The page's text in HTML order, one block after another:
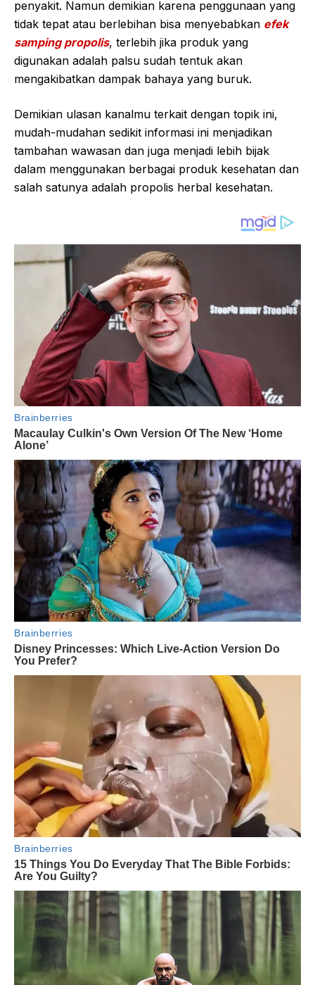
penyakit. Namun demikian karena penggunaan yang
tidak tepat atau berlebihan bisa menyebabkan efek
samping propolis, terlebih jika produk yang
digunakan adalah palsu sudah tentuk akan
mengakibatkan dampak bahaya yang buruk.
Demikian ulasan kanalmu terkait dengan topik ini,
mudah-mudahan sedikit informasi ini menjadikan
tambahan wawasan dan juga menjadi lebih bijak
dalam menggunakan berbagai produk kesehatan dan
salah satunya adalah propolis herbal kesehatan.